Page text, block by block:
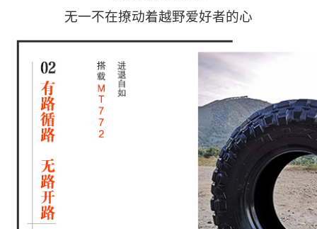
无一不在撩动着越野爱好者的心